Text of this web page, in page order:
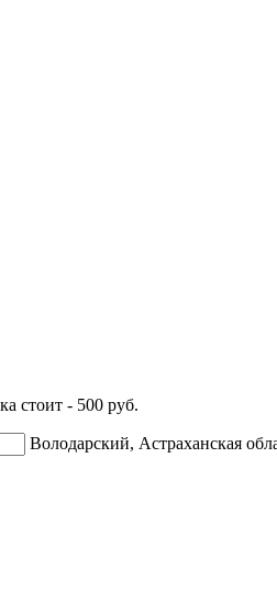
стоит - 500 руб.
Володарский, Астраханская